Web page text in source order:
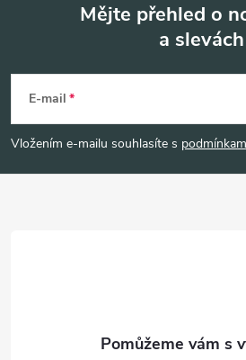
p
a
Mějte přehled o
a slevách
E-mail
Vložením e-mailu souhlasíte s